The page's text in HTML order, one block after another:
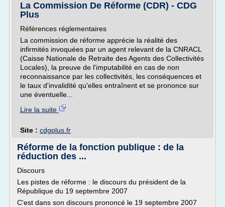
La Commission De Réforme (CDR) - CDG
Plus
Références réglementaires
La commission de réforme apprécie la réalité des
infirmités invoquées par un agent relevant de la CNRACL
(Caisse Nationale de Retraite des Agents des Collectivités
Locales), la preuve de l'imputabilité en cas de non
reconnaissance par les collectivités, les conséquences et
le taux d'invalidité qu'elles entraînent et se prononce sur
une éventuelle...
Lire la suite
Site : cdgplus.fr
Réforme de la fonction publique : de la
réduction des ...
Discours
Les pistes de réforme : le discours du président de la
République du 19 septembre 2007
C'est dans son discours prononcé le 19 septembre 2007